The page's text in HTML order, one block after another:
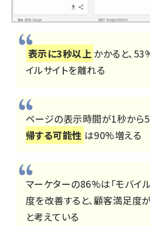
表示に3秒以上 かかると、
イルサイトを離れる
ページの表示時間が1秒から5
帰する可能性 は90%増える
マーケターの86%は「モバイ
度を改善すると、顧客満足度
と考えている